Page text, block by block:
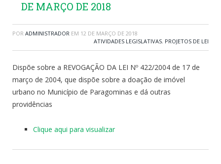
DE MARÇO DE 2018
POR ADMINISTRADOR EM 12 DE MARÇO DE 2018
ATIVIDADES LEGISLATIVAS, PROJETOS DE LEI
Dispõe sobre a REVOGAÇÃO DA LEI Nº 422/2004 de 17 de
março de 2004, que dispõe sobre a doação de imóvel
urbano no Município de Paragominas e dá outras
providências
Clique aqui para visualizar